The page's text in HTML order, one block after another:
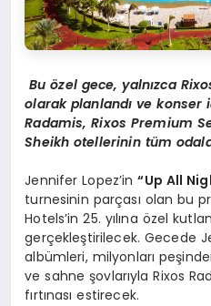
Buözel gece, yalnızca
olarak planlandı ve konser
Radamis, Rixos Premium
Sheikh otellerinin tüm
Jennifer Lopez’in“Up All
turnesinin parçası olan bu
Hotels’in 25. yılına özel
gerçekleştirilecek. Gecede
albümleri, milyonları
ve sahne şovlarıyla Rixos
fırtınası estirecek.